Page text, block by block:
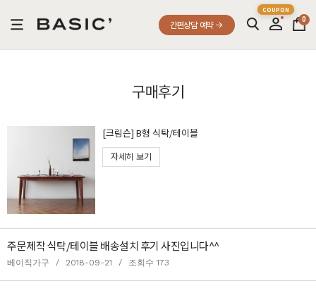
간편상담 예약
0
구매후기
[크림슨] B형 식탁/테이블
자세히 보기
주문제작 식탁/테이블 배송설치 후기 사진입니다^^
베이직가구 / 2018-09-21 / 조회수 173